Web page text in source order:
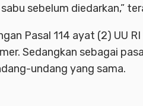
sebelum diedarkan,”
Pasal 114 ayat (2) UU RI
Sedangkan sebagai
undang yang sama.